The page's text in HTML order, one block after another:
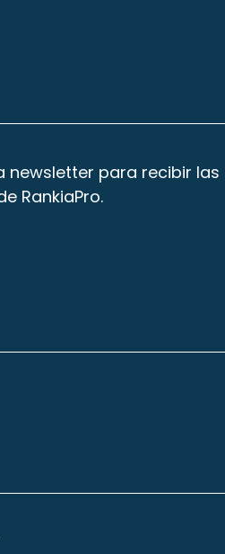
newsletter para recibir las
RankiaPro.